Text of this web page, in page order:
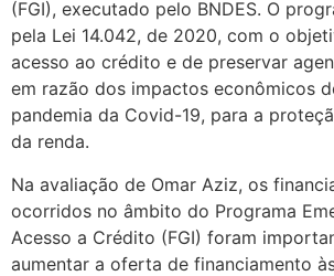
(FGI), executado pelo BNDES. O
pela Lei 14.042, de 2020, com o
acesso ao crédito e de preservar
em razão dos impactos econômicos
pandemia da Covid-19, para a
da renda.
Na avaliação de Omar Aziz, os
ocorridos no âmbito do Programa
Acesso a Crédito (FGI) foram
aumentar a oferta de financiamento